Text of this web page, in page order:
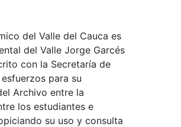
del Valle del Cauca es
del Valle Jorge Garcés
con la Secretaría de
para su
Archivo entre la
los estudiantes e
su uso y consulta